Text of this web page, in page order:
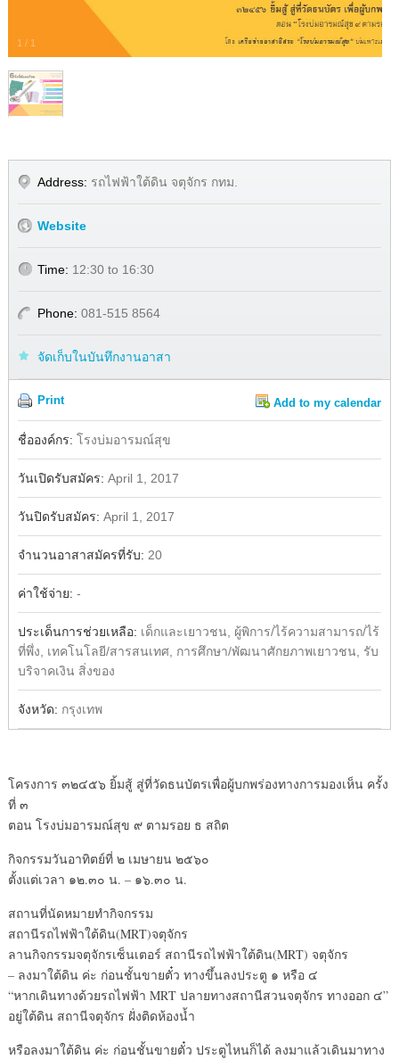
1 / 1
Address: รถไฟฟ้าใต้ดิน จตุจักร กทม.
Website
Time: 12:30 to 16:30
Phone: 081-515 8564
จัดเก็บในบันทึกงานอาสา
Print Add to my calendar
Facebook
ชื่อองค์กร: โรงบ่มอารมณ์สุข
วันเปิดรับสมัคร: April 1, 2017
วันปิดรับสมัคร: April 1, 2017
จำนวนอาสาสมัครที่รับ: 20
ค่าใช้จ่าย: -
ประเด็นการช่วยเหลือ: เด็กและเยาวชน, ผู้พิการ/ไร้ความสามารถ/ไร้
ที่พึ่ง, เทคโนโลยี/สารสนเทศ, การศึกษา/พัฒนาศักยภาพเยาวชน, รับ
บริจาคเงิน สิ่งของ
จังหวัด: กรุงเทพ
โครงการ ๓๒๔๕๖ ยิ้มสู้ สู่ที่วัดธนบัตรเพื่อผู้บกพร่องทางการมองเห็น ครั้ง
ที่ ๓
ตอน โรงบ่มอารมณ์สุข ๙ ตามรอย ธ สถิต
กิจกรรมวันอาทิตย์ที่ ๒ เมษายน ๒๕๖๐
ตั้งแต่เวลา ๑๒.๓๐ น. – ๑๖.๓๐ น.
สถานที่นัดหมายทำกิจกรรม
สถานีรถไฟฟ้าใต้ดิน(MRT)จตุจักร
ลานกิจกรรมจตุจักรเซ็นเตอร์ สถานีรถไฟฟ้าใต้ดิน(MRT) จตุจักร
– ลงมาใต้ดิน ค่ะ ก่อนชั้นขายตั๋ว ทางขึ้นลงประตู ๑ หรือ ๔
“หากเดินทางด้วยรถไฟฟ้า MRT ปลายทางสถานีสวนจตุจักร ทางออก ๔”
อยู่ใต้ดิน สถานีจตุจักร ฝั่งติดห้องน้ำ
หรือลงมาใต้ดิน ค่ะ ก่อนชั้นขายตั๋ว ประตูไหนก็ได้ ลงมาแล้วเดินมาทาง